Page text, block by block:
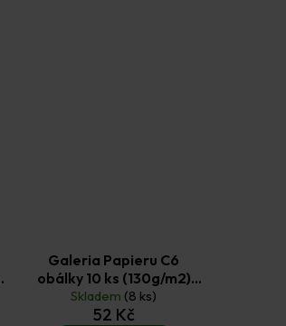
Galeria Papieru C6
obálky 10 ks (130g/m2)
hladké šedé
Skladem (8 ks)
52 Kč